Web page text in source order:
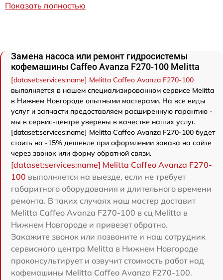
Показать полностью
Замена насоса или ремонт гидросистемы
кофемашины Caffeo Avanza F270-100 Melitta
[dataset:services:name] Melitta Caffeo Avanza F270-100
выполняется в нашем специализированном сервисе Melitta
в Нижнем Новгороде опытными мастерами. На все виды
услуг и запчасти предоставляем расширенную гарантию -
мы в сервис-центре уверены в качестве наших услуг.
[dataset:services:name] Melitta Caffeo Avanza F270-100 будет
стоить на -15% дешевле при оформлении заказа на сайте
через звонок или форму обратной связи.
[dataset:services:name] Melitta Caffeo Avanza F270-
100 выполняется на выезде, если не требует
габаритного оборудования и длительного времени
ремонта. В таких случаях наш мастер доставит
Melitta Caffeo Avanza F270-100 в сц Melitta в
Нижнем Новгороде и привезет обратно.
Закажите звонок или позвоните и наш сотрудник
сервисного центра Melitta в Нижнем Новгороде
проконсультирует и озвучит стоимость работ над
кофемашины Melitta Caffeo Avanza F270-100.